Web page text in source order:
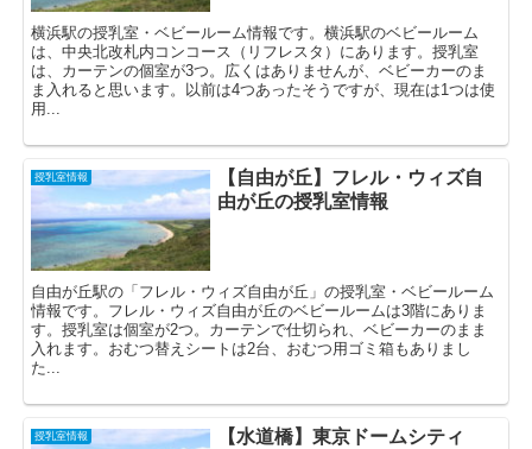
横浜駅の授乳室・ベビールーム情報です。横浜駅のベビールーム
は、中央北改札内コンコース（リフレスタ）にあります。授乳室
は、カーテンの個室が3つ。広くはありませんが、ベビーカーのま
ま入れると思います。以前は4つあったそうですが、現在は1つは使
用...
授乳室情報
【自由が丘】フレル・ウィズ自
由が丘の授乳室情報
自由が丘駅の「フレル・ウィズ自由が丘」の授乳室・ベビールーム
情報です。フレル・ウィズ自由が丘のベビールームは3階にありま
す。授乳室は個室が2つ。カーテンで仕切られ、ベビーカーのまま
入れます。おむつ替えシートは2台、おむつ用ゴミ箱もありまし
た...
授乳室情報
【水道橋】東京ドームシティ